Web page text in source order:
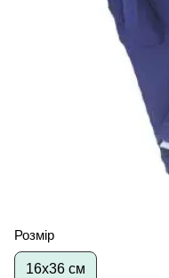
Розмір
16х36 см